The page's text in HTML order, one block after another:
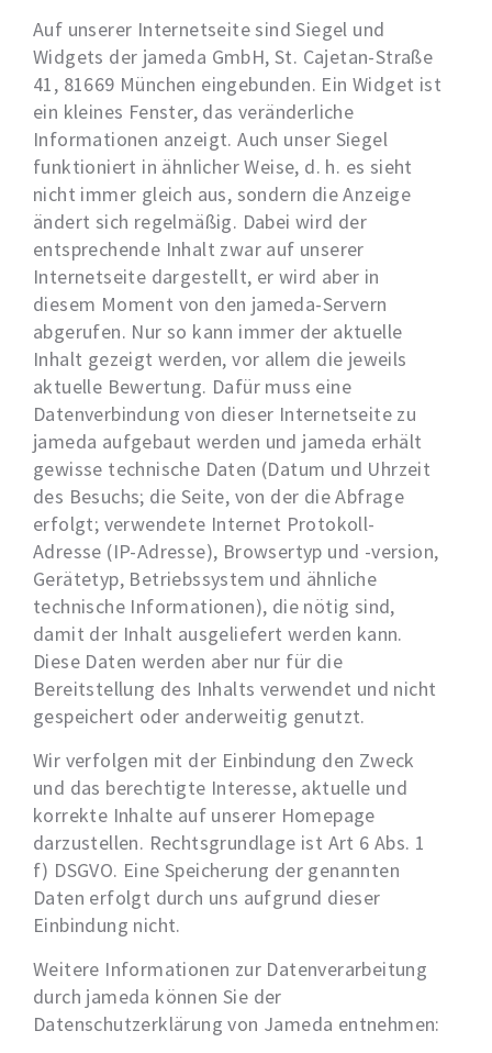
Auf unserer Internetseite sind Siegel und
Widgets der jameda GmbH, St. Cajetan-Straße
41, 81669 München eingebunden. Ein Widget ist
ein kleines Fenster, das veränderliche
Informationen anzeigt. Auch unser Siegel
funktioniert in ähnlicher Weise, d. h. es sieht
nicht immer gleich aus, sondern die Anzeige
ändert sich regelmäßig. Dabei wird der
entsprechende Inhalt zwar auf unserer
Internetseite dargestellt, er wird aber in
diesem Moment von den jameda-Servern
abgerufen. Nur so kann immer der aktuelle
Inhalt gezeigt werden, vor allem die jeweils
aktuelle Bewertung. Dafür muss eine
Datenverbindung von dieser Internetseite zu
jameda aufgebaut werden und jameda erhält
gewisse technische Daten (Datum und Uhrzeit
des Besuchs; die Seite, von der die Abfrage
erfolgt; verwendete Internet Protokoll-
Adresse (IP-Adresse), Browsertyp und -version,
Gerätetyp, Betriebssystem und ähnliche
technische Informationen), die nötig sind,
damit der Inhalt ausgeliefert werden kann.
Diese Daten werden aber nur für die
Bereitstellung des Inhalts verwendet und nicht
gespeichert oder anderweitig genutzt.
Wir verfolgen mit der Einbindung den Zweck
und das berechtigte Interesse, aktuelle und
korrekte Inhalte auf unserer Homepage
darzustellen. Rechtsgrundlage ist Art 6 Abs. 1
f) DSGVO. Eine Speicherung der genannten
Daten erfolgt durch uns aufgrund dieser
Einbindung nicht.
Weitere Informationen zur Datenverarbeitung
durch jameda können Sie der
Datenschutzerklärung von Jameda entnehmen: